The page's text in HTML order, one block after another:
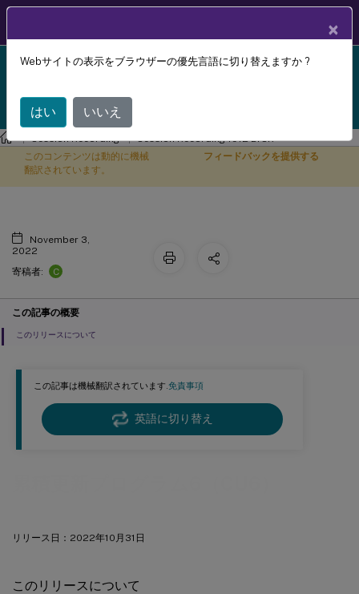
Session Recording 1912 LTSR reached end-of-life on
a newer version of Session Recording.
Session Recording Session Recording 1912 LTSR
この記事は機械翻訳されています.免責事項
英語に切り替え
リリース日：2022年10月31日
このリリースについて
このコンテンツは動的に機械
翻訳されています。
フィードバックを提供する
累積更新プログラム6（CU6）
November 3,
2022
寄稿者:
C
この記事の概要
このリリースについて
×
Webサイトの表示をブラウザーの優先言語に切り替えますか ?
はい いいえ